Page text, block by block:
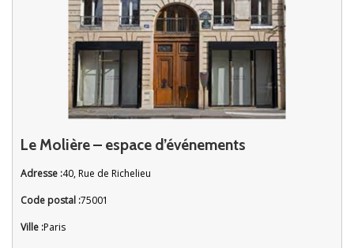
Le Molière – espace d’événements
Adresse :40, Rue de Richelieu
Code postal :75001
Ville :Paris